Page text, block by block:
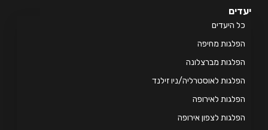
היעדים
מחיפה
מברצלונה
לאוסטרליה/ניו זילנד
לאירופה
לצפון אירופה